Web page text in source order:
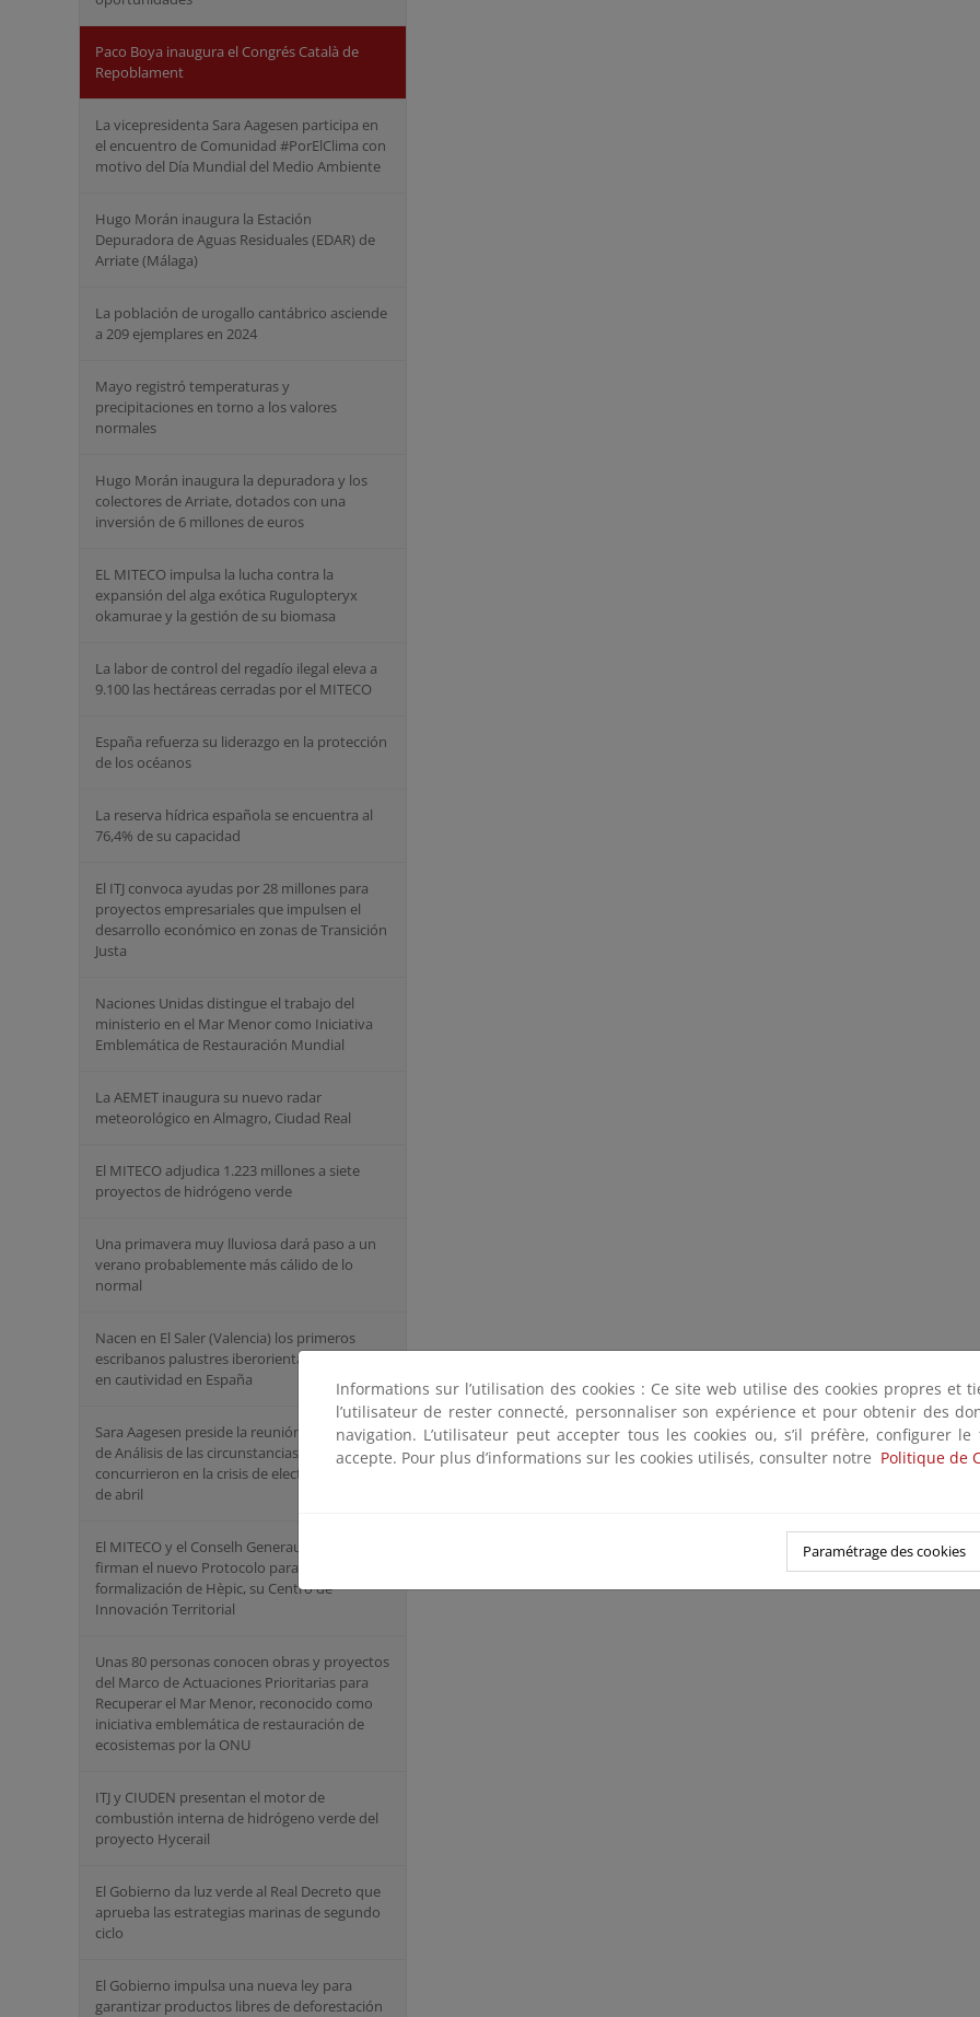
Paco Boya inaugura el Congrés Català de
Repoblament
La vicepresidenta Sara Aagesen participa en
el encuentro de Comunidad #PorElClima con
motivo del Día Mundial del Medio Ambiente
Hugo Morán inaugura la Estación
Depuradora de Aguas Residuales (EDAR) de
Arriate (Málaga)
La población de urogallo cantábrico asciende
a 209 ejemplares en 2024
Mayo registró temperaturas y
precipitaciones en torno a los valores
normales
Hugo Morán inaugura la depuradora y los
colectores de Arriate, dotados con una
inversión de 6 millones de euros
EL MITECO impulsa la lucha contra la
expansión del alga exótica Rugulopteryx
okamurae y la gestión de su biomasa
La labor de control del regadío ilegal eleva a
9.100 las hectáreas cerradas por el MITECO
España refuerza su liderazgo en la protección
de los océanos
La reserva hídrica española se encuentra al
76,4% de su capacidad
El ITJ convoca ayudas por 28 millones para
proyectos empresariales que impulsen el
desarrollo económico en zonas de Transición
Justa
Naciones Unidas distingue el trabajo del
ministerio en el Mar Menor como Iniciativa
Emblemática de Restauración Mundial
La AEMET inaugura su nuevo radar
meteorológico en Almagro, Ciudad Real
El MITECO adjudica 1.223 millones a siete
proyectos de hidrógeno verde
Una primavera muy lluviosa dará paso a un
verano probablemente más cálido de lo
normal
Nacen en El Saler (Valencia) los primeros
escribanos palustres iberorientales criados
en cautividad en España
Sara Aagesen preside la reunión del Comité
de Análisis de las circunstancias que
concurrieron en la crisis de electricidad del 28
de abril
El MITECO y el Conselh Generau d’ Aran
firman el nuevo Protocolo para la
formalización de Hèpic, su Centro de
Innovación Territorial
Unas 80 personas conocen obras y proyectos
del Marco de Actuaciones Prioritarias para
Recuperar el Mar Menor, reconocido como
iniciativa emblemática de restauración de
ecosistemas por la ONU
ITJ y CIUDEN presentan el motor de
combustión interna de hidrógeno verde del
proyecto Hycerail
El Gobierno da luz verde al Real Decreto que
aprueba las estrategias marinas de segundo
ciclo
El Gobierno impulsa una nueva ley para
garantizar productos libres de deforestación
Informations sur l’utilisation des cookies : Ce site web utilise des cookies propres et
l’utilisateur de rester connecté, personnaliser son expérience et pour obtenir des
navigation. L’utilisateur peut accepter tous les cookies ou, s’il préfère, configurer le
accepte. Pour plus d’informations sur les cookies utilisés, consulter notre Politique de
Paramétrage des cookies